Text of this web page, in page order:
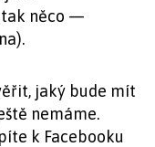
tak něco —
jaký bude mít
nemáme.
k Facebooku